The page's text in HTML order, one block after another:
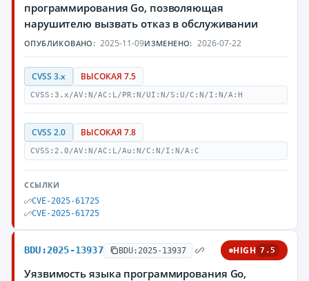
программирования Go, позволяющая
нарушителю вызвать отказ в обслуживании
ОПУБЛИКОВАНО: 2025-11-09ИЗМЕНЕНО: 2026-07-22
CVSS 3.x ВЫСОКАЯ 7.5
CVSS:3.x/AV:N/AC:L/PR:N/UI:N/S:U/C:N/I:N/A:H
CVSS 2.0 ВЫСОКАЯ 7.8
CVSS:2.0/AV:N/AC:L/Au:N/C:N/I:N/A:C
ССЫЛКИ
CVE-2025-61725
CVE-2025-61725
BDU:2025-13937 BDU:2025-13937 HIGH 7.5
Уязвимость языка программирования Go,